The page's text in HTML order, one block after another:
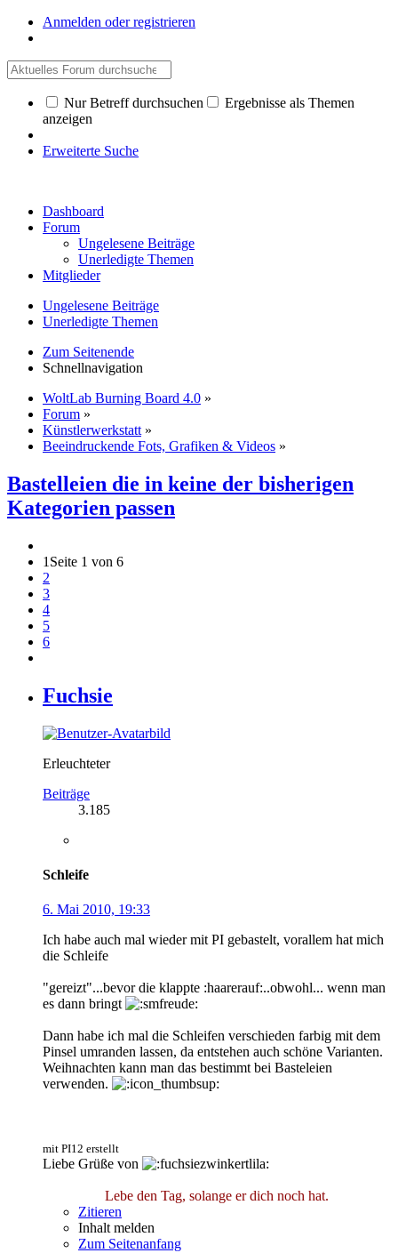
Anmelden oder registrieren
Nur Betreff durchsuchen
Ergebnisse als Themen
anzeigen
Erweiterte Suche
Dashboard
Forum
Ungelesene Beiträge
Unerledigte Themen
Mitglieder
Ungelesene Beiträge
Unerledigte Themen
Zum Seitenende
Schnellnavigation
WoltLab Burning Board 4.0 »
Forum »
Künstlerwerkstatt »
Beeindruckende Fots, Grafiken & Videos »
Bastelleien die in keine der bisherigen
Kategorien passen
1 Seite 1 von 6
2
3
4
5
6
Fuchsie
Erleuchteter
Beiträge
3.185
Schleife
6. Mai 2010, 19:33
Ich habe auch mal wieder mit PI gebastelt, vorallem hat mich
die Schleife
"gereizt"...bevor die klappte :haarerauf:..obwohl... wenn man
es dann bringt
Dann habe ich mal die Schleifen verschieden farbig mit dem
Pinsel umranden lassen, da entstehen auch schöne Varianten.
Weihnachten kann man das bestimmt bei Basteleien
verwenden.
mit PI12 erstellt
Liebe Grüße von
Lebe den Tag, solange er dich noch hat.
Zitieren
Inhalt melden
Zum Seitenanfang